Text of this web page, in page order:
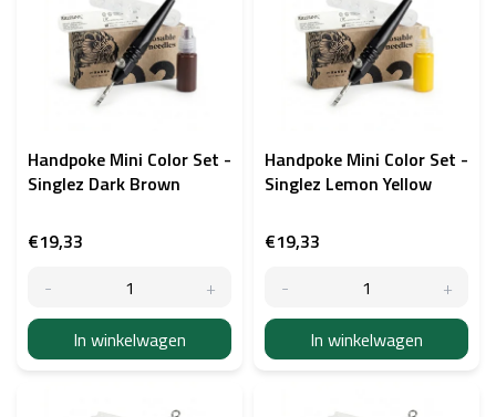
Handpoke Mini Color Set -
Singlez Dark Brown
€19,33
In winkelwagen
Handpoke Mini Color Set -
Singlez Lemon Yellow
€19,33
In winkelwagen